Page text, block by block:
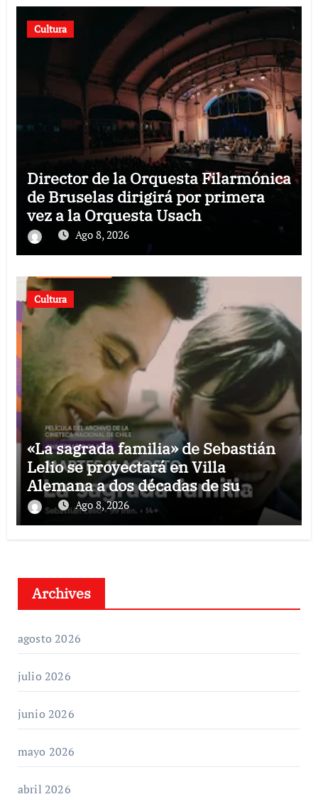
Cultura
Director de la Orquesta Filarmónica
de Bruselas dirigirá por primera
vez a la Orquesta Usach
Ago 8, 2026
Cultura
«La sagrada familia» de Sebastián
Lelio se proyectará en Villa
Alemana a dos décadas de su
estrenoAgo 8, 2026
Archives
agosto 2026
julio 2026
junio 2026
mayo 2026
abril 2026